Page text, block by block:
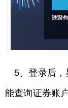
5、登录后
能查询证券账